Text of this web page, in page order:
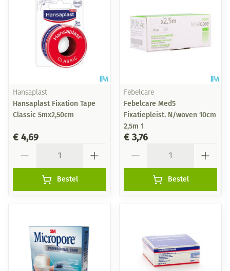
Hansaplast
Hansaplast Fixation Tape
Classic 5mx2,50cm
€ 4,69
Bestel
Febelcare
Febelcare Med5
Fixatiepleist. N/woven 10cm
2,5m 1
€ 3,76
Bestel